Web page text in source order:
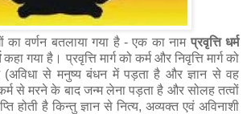
का वर्णन बतलाया गया है - एक का नामप्रवृत्ति धर्म
कहा गया है। प्रवृत्ति मार्ग को कर्म और निवृत्ति मार्ग को
(अविधा से मनुष्य बंधन में पड़ता है और ज्ञान से वह
से मरने के बाद जन्म लेना पड़ता है और सोलह तत्वों
होती है किन्तु ज्ञान से नित्य, अव्यक्त एवं अविनाशी